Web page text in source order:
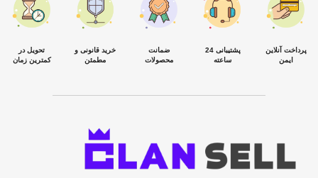
پرداخت آنلاین
ایمن
پشتیبانی 24
ساعته
ضمانت
محصولات
خرید قانونی و
مطمئن
تحویل در
کمترین زمان